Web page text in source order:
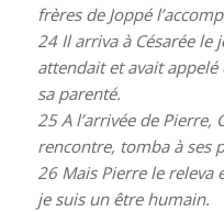
frères de Joppé
24Il arriva à Césarée le
attendait et avait appelé
sa parenté.
25A l’arrivée de Pierre,
rencontre, tomba à ses
26Mais Pierre le releva
je suis un être humain.